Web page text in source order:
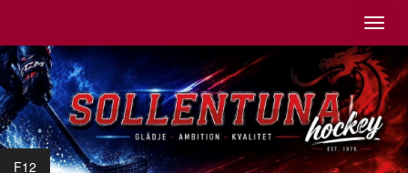
F12